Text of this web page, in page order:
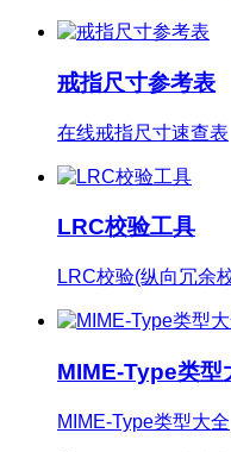
戒指尺寸参考表
在线戒指尺寸速查表
LRC校验工具
LRC校验(纵向冗余
MIME-Type类型
MIME-Type类型大全